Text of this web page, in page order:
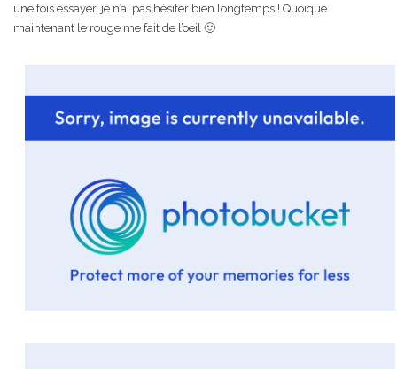
une fois essayer, je n’ai pas hésiter bien longtemps ! Quoique
maintenant le rouge me fait de l’oeil 🙂